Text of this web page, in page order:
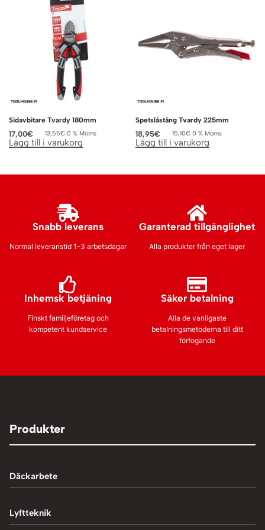
Sidavbitare Tvardy 180mm
17,00€ 13,55€ 0 % Moms
Lägg till i varukorg
Spetslåstång Tvardy 225mm
18,95€ 15,10€ 0 % Moms
Lägg till i varukorg
Snabb leverans
Normal leveranstid 1-3 arbetsdagar
Garanterad tillgänglighet
Alla produkter från eget lager
Inhemsk betjäning
Finskt familjeföretag och
kompetent kundservice
Säker betalning
Alla de vanligaste
betalningsmetoderna till ditt
förfogande
Produkter
Däckarbete
Balanseringsmaskiner
Lyftteknik